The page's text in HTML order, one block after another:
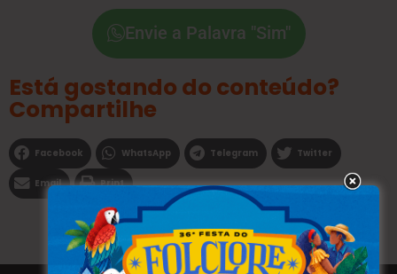
Envie a Palavra "Sim"
Está gostando do conteúdo?
Compartilhe
Facebook WhatsApp Telegram Twitter
Email Print